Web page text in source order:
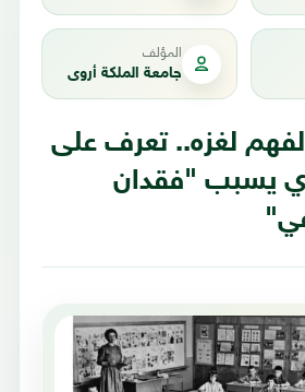
المؤلف
جامعة الملكة أروى
لغزه.. تعرف على
يسبب "فقدان